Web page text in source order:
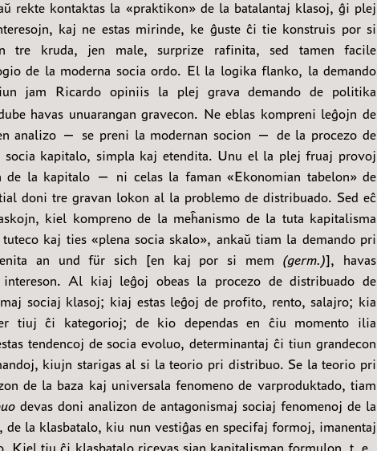
rekte kontaktas la «praktikon» de la batalantaj klasoj, ĝi plej
kaj ne estas mirinde, ke ĝuste ĉi tie konstruis por si
tre kruda, jen male, surprize rafinita, sed tamen facile
de la moderna socia ordo. El la logika flanko, la demando
jam Ricardo opiniis la plej grava demando de politika
havas unuarangan gravecon. Ne eblas kompreni leĝojn de
analizo — se preni la modernan socion — de la procezo de
socia kapitalo, simpla kaj etendita. Unu el la plej fruaj provoj
de la kapitalo — ni celas la faman «Ekonomian tabelon» de
doni tre gravan lokon al la problemo de distribuado. Sed eĉ
kiel kompreno de la meĥanismo de la tuta kapitalisma
kaj ties «plena socia skalo», ankaŭ tiam la demando pri
an und für sich [en kaj por si mem (germ.)], havas
intereson. Al kiaj leĝoj obeas la procezo de distribuado de
sociaj klasoj; kiaj estas leĝoj de profito, rento, salajro; kia
tiuj ĉi kategorioj; de kio dependas en ĉiu momento ilia
tendencoj de socia evoluo, determinantaj ĉi tiun grandecon
kiujn starigas al si la teorio pri distribuo. Se la teorio pri
de la baza kaj universala fenomeno de varproduktado, tiam
devas doni analizon de antagonismaj sociaj fenomenoj de la
de la klasbatalo, kiu nun vestiĝas en specifaj formoj, imanentaj